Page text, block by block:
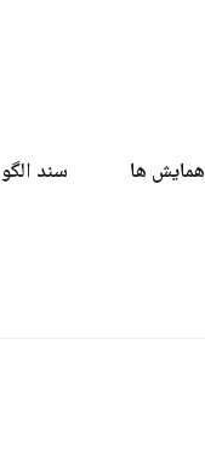
همایش ها سند الگو